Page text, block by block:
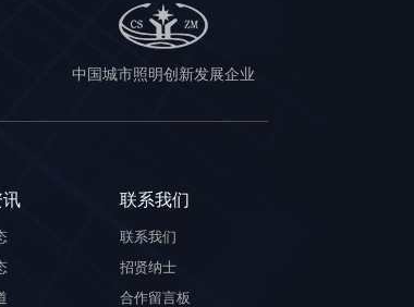
中国城市照明创新发展企业
联系我们
联系我们
招贤纳士
合作留言板